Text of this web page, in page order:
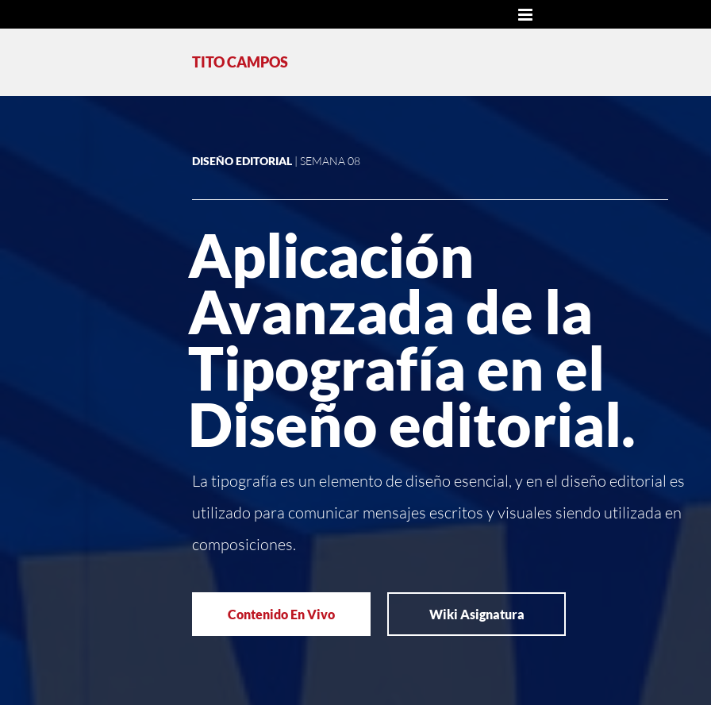
TITO CAMPOS
Aplicación
Avanzada de la
Tipografía en el
Diseño editorial.
La tipografía es un elemento de diseño esencial, y en el diseño editorial es
utilizado para comunicar mensajes escritos y visuales siendo utilizada en
composiciones.
Contenido En Vivo Wiki Asignatura
DISEÑO EDITORIAL | SEMANA 08